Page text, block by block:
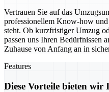
Vertrauen Sie auf das
professionellem Know-how
steht. Ob kurzfristiger Umzug
passen uns Ihren Bedürfnissen
Zuhause von Anfang an in
Features
Diese Vorteile bieten wir